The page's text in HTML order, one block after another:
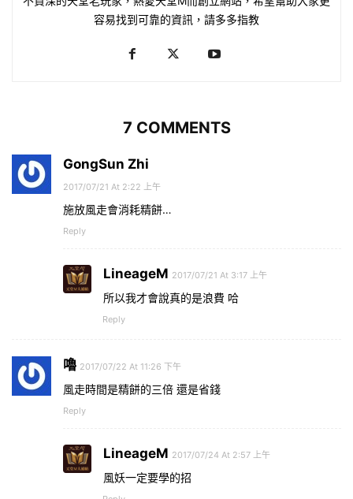
容易找到可靠的資訊，請多多指教
7 COMMENTS
GongSun Zhi
2017/07/21 At 2:22 上午
施放風走會消耗精餅…
Reply
LineageM 2017/07/21 At 3:17 上午
所以我才會說真的是浪費 哈
Reply
嚕 2017/07/22 At 11:26 下午
風走時間是精餅的三倍 還是省錢
Reply
LineageM 2017/07/24 At 2:57 上午
風妖一定要學的招